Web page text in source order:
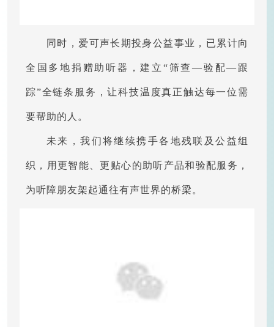
同时，爱可声长期投身公益事业，已累计向
全国多地捐赠助听器，建立“筛查—验配—跟
踪”全链条服务，让科技温度真正触达每一位需
要帮助的人。
未来，我们将继续携手各地残联及公益组
织，用更智能、更贴心的助听产品和验配服务，
为听障朋友架起通往有声世界的桥梁。